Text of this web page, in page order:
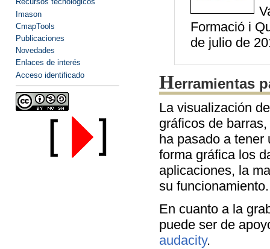
Imason
CmapTools
Publicaciones
Novedades
Enlaces de interés
Acceso identificado
Formació i
de julio de
Herramientas
La visualización
gráficos de
ha pasado a tener
forma gráfica los
aplicaciones, la
su funcionamiento.
En cuanto a la
puede ser de
audacity.